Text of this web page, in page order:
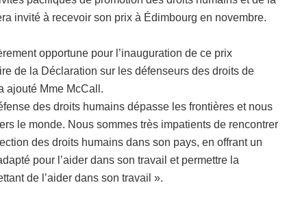
invité à recevoir son prix à Édimbourg en novembre.
opportune pour l’inauguration de ce prix
de la Déclaration sur les défenseurs des droits de
ajouté Mme McCall.
des droits humains dépasse les frontières et nous
le monde. Nous sommes très impatients de rencontrer
des droits humains dans son pays, en offrant un
pour l’aider dans son travail et permettre la
de l’aider dans son travail ».